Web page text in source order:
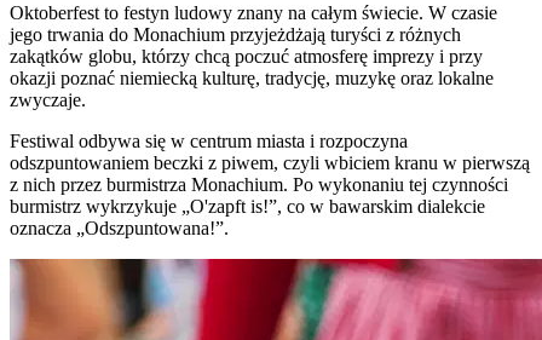
Oktoberfest to festyn ludowy znany na całym świecie. W czasie
jego trwania do Monachium przyjeżdżają turyści z różnych
zakątków globu, którzy chcą poczuć atmosferę imprezy i przy
okazji poznać niemiecką kulturę, tradycję, muzykę oraz lokalne
zwyczaje.
Festiwal odbywa się w centrum miasta i rozpoczyna
odszpuntowaniem beczki z piwem, czyli wbiciem kranu w pierwszą
z nich przez burmistrza Monachium. Po wykonaniu tej czynności
burmistrz wykrzykuje „O'zapft is!”, co w bawarskim dialekcie
oznacza „Odszpuntowana!”.